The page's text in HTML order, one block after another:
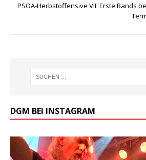
k
PSOA-Herbstoffensive VII: Erste Bands
DGM BEI INSTAGRAM